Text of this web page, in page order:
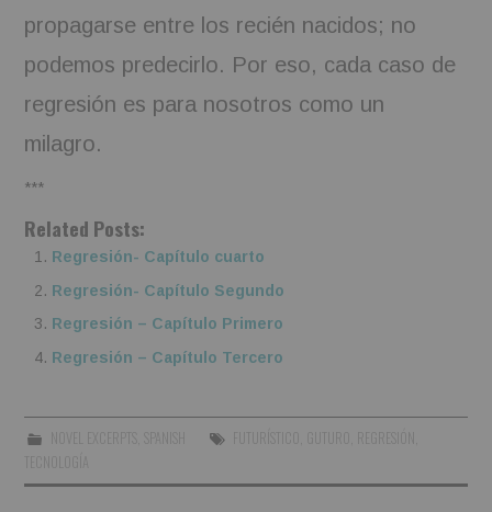
propagarse entre los recién nacidos; no
podemos predecirlo. Por eso, cada caso de
regresión es para nosotros como un
milagro.
***
Related Posts:
Regresión- Capítulo cuarto
Regresión- Capítulo Segundo
Regresión – Capítulo Primero
Regresión – Capítulo Tercero